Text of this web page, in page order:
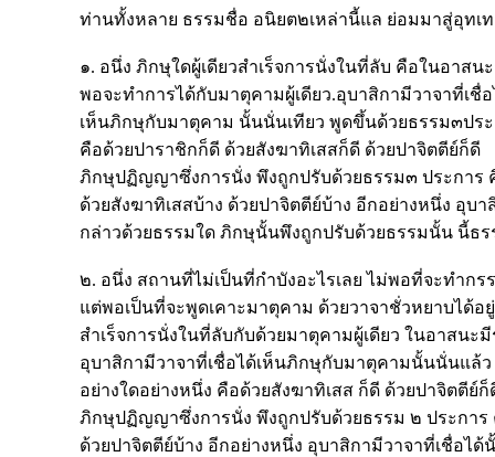
ท่านทั้งหลาย ธรรมชื่อ อนิยต๒เหล่านี้แล ย่อมมาสู่อุทเ
๑. อนึ่ง ภิกษุใดผู้เดียวสำเร็จการนั่งในที่ลับ คือในอาสน
พอจะทำการได้กับมาตุคามผู้เดียว.อุบาสิกามีวาจาที่เชื่อ
เห็นภิกษุกับมาตุคาม นั้นนั่นเทียว พูดขึ้นด้วยธรรม๓ประ
คือด้วยปาราชิกก็ดี ด้วยสังฆาทิเสสก็ดี ด้วยปาจิตตีย์ก็ดี
ภิกษุปฏิญญาซึ่งการนั่ง พึงถูกปรับด้วยธรรม๓ ประการ
ด้วยสังฆาทิเสสบ้าง ด้วยปาจิตตีย์บ้าง อีกอย่างหนึ่ง อุบ
กล่าวด้วยธรรมใด ภิกษุนั้นพึงถูกปรับด้วยธรรมนั้น นี้ธ
๒. อนึ่ง สถานที่ไม่เป็นที่กำบังอะไรเลย ไม่พอที่จะทำกร
แต่พอเป็นที่จะพูดเคาะมาตุคาม ด้วยวาจาชั่วหยาบได้อ
สำเร็จการนั่งในที่ลับกับด้วยมาตุคามผู้เดียว ในอาสนะ
อุบาสิกามีวาจาที่เชื่อได้เห็นภิกษุกับมาตุคามนั้นนั่นแล้
อย่างใดอย่างหนึ่ง คือด้วยสังฆาทิเสส ก็ดี ด้วยปาจิตตีย์ก็
ภิกษุปฏิญญาซึ่งการนั่ง พึงถูกปรับด้วยธรรม ๒ ประการ
ด้วยปาจิตตีย์บ้าง อีกอย่างหนึ่ง อุบาสิกามีวาจาที่เชื่อได้